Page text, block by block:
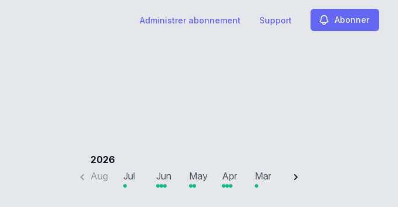
Administrer abonnement Support Abonner
2026
Aug
Jul Jun May Apr Mar Feb